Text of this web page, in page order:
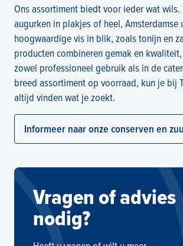
Ons assortiment biedt voor ieder wat wils.
augurken in plakjes of heel, Amsterdamse
hoogwaardige vis in blik, zoals tonijn en
producten combineren gemak en
zowel professioneel gebruik als in de
breed assortiment op voorraad, kun je bij
altijd vinden wat je zoekt.
Informeer naar onze conserven en
Vragen of advies
nodig?